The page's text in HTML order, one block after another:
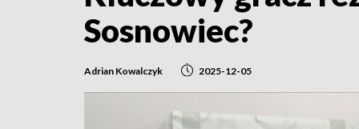
Sosnowiec?
Adrian Kowalczyk 2025-12-05